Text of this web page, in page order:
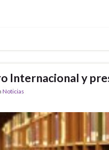
Internacional y
Noticias